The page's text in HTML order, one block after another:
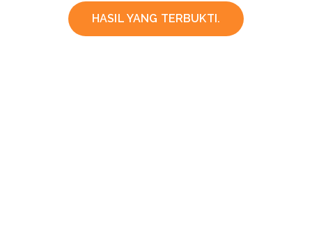
HASIL YANG TERBUKTI.